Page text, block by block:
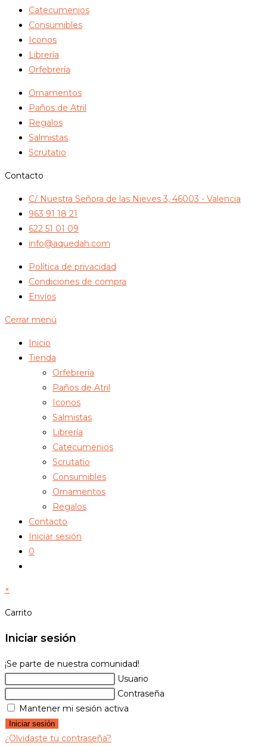
Catecumenios
Consumibles
Iconos
Librería
Orfebrería
Ornamentos
Paños de Atril
Regalos
Salmistas
Scrutatio
Contacto
C/ Nuestra Señora de las Nieves 3, 46003 - Valencia
963 91 18 21
622 51 01 09
info@aquedah.com
Política de privacidad
Condiciones de compra
Envíos
Cerrar menú
Inicio
Tienda
Orfebrería
Paños de Atril
Iconos
Salmistas
Librería
Catecumenios
Scrutatio
Consumibles
Ornamentos
Regalos
Contacto
Iniciar sesión
0
la
×
Carrito
Iniciar sesión
¡Se parte de nuestra comunidad!
Usuario
Contraseña
Mantener mi sesión activa
Iniciar sesión
¿Olvidaste tu contraseña?